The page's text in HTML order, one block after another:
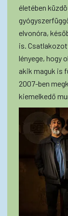
életében
elvonóra,
is.
lényege, hogy
akik maguk is
2007-ben
kiemelkedő